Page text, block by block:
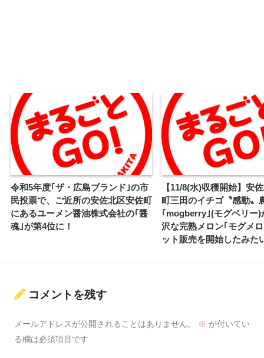
令和5年度｢ザ・広島ブランド｣の市
民投票で、ご近所の安佐北区安佐町
にあるユーメン醤油株式会社の｢醤
魂｣が第4位に！
【11/8(水)収穫開始】安
町三田のイチゴ〝感動〟
｢mogberry｣(モグベリー)
沢な完熟メロン｢モグメ
ット販売を開始したみた
コメントを残す
メールアドレスが公開されることはありません。 ※ が付いてい
る欄は必須項目です